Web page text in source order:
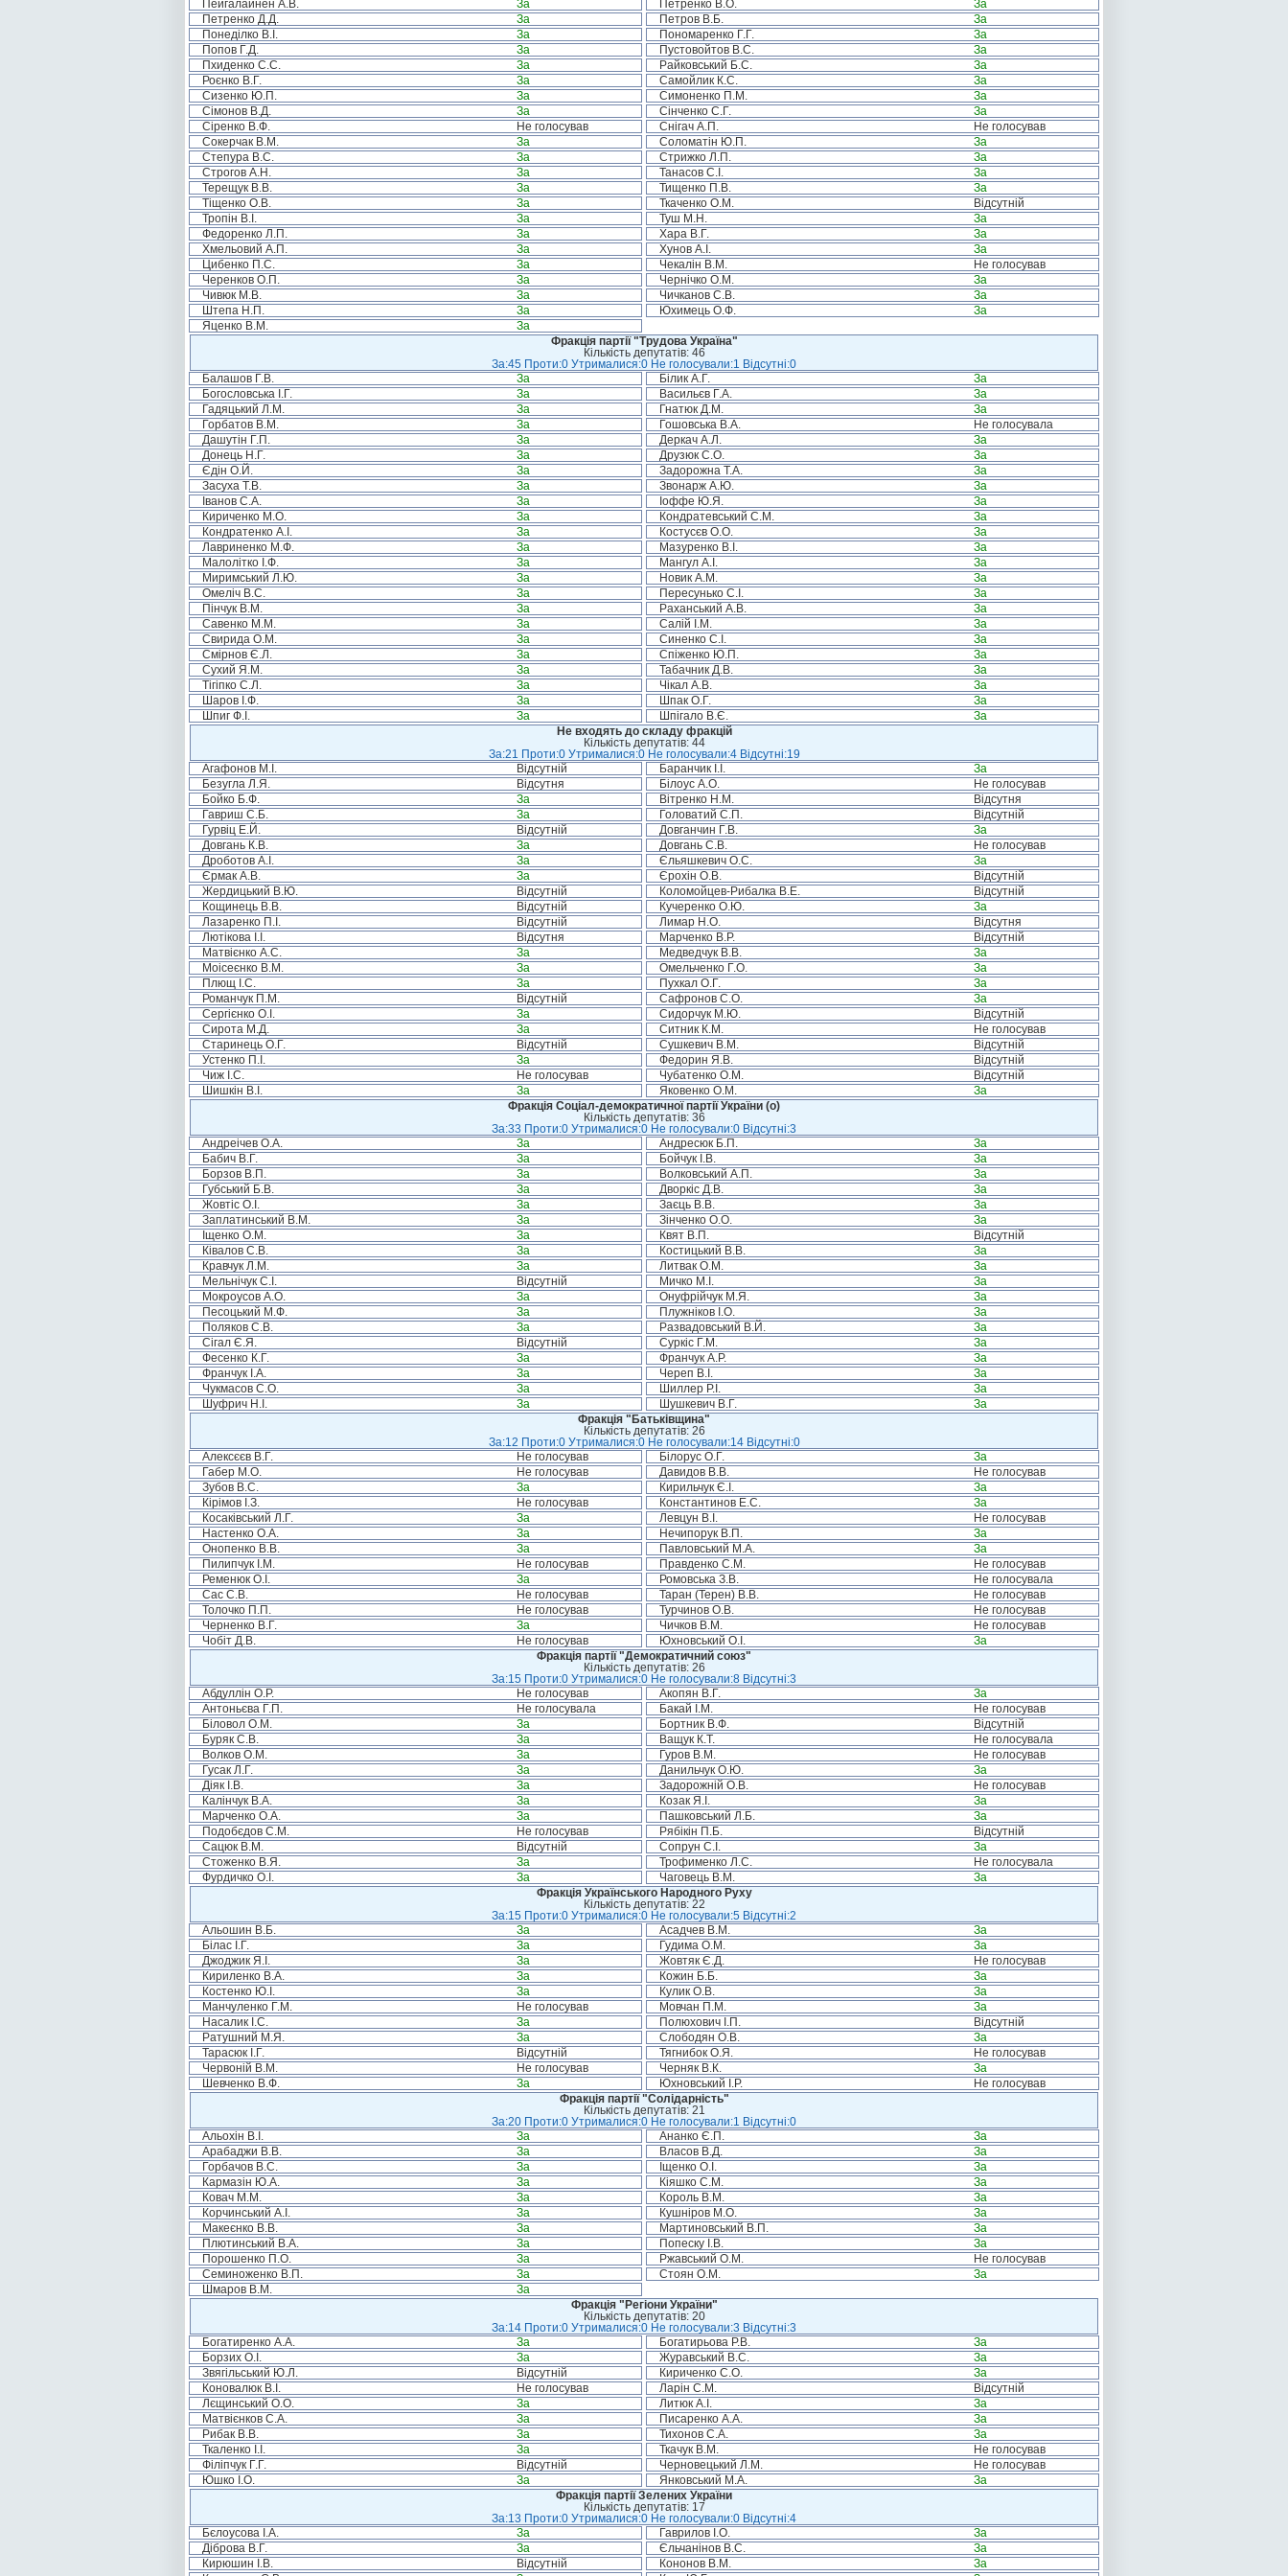
Пейгалайнен А.В.
За Петренко В.О.
За
Петренко Д.Д.
За Петров В.Б.
За
Понеділко В.І.
За Пономаренко Г.Г.
За
Попов Г.Д.
За Пустовойтов В.С.
За
Пхиденко С.С.
За Райковський Б.С.
За
Роєнко В.Г.
За Самойлик К.С.
За
Сизенко Ю.П.
За Симоненко П.М.
За
Сімонов В.Д.
За Сінченко С.Г.
За
Сіренко В.Ф.
Не голосував Снігач А.П.
Не голосував
Сокерчак В.М.
За Соломатін Ю.П.
За
Степура В.С.
За Стрижко Л.П.
За
Строгов А.Н.
За Танасов С.І.
За
Терещук В.В.
За Тищенко П.В.
За
Тіщенко О.В.
За Ткаченко О.М.
Відсутній
Тропін В.І.
За Туш М.Н.
За
Федоренко Л.П.
За Хара В.Г.
За
Хмельовий А.П.
За Хунов А.І.
За
Цибенко П.С.
За Чекалін В.М.
Не голосував
Черенков О.П.
За Чернічко О.М.
За
Чивюк М.В.
За Чичканов С.В.
За
Штепа Н.П.
За Юхимець О.Ф.
За
Яценко В.М.
За
Фракція партії "Трудова Україна"
Кількість депутатів: 46
За:45 Проти:0 Утрималися:0 Не голосували:1 Відсутні:0
Балашов Г.В.
За Білик А.Г.
За
Богословська І.Г.
За Васильєв Г.А.
За
Гадяцький Л.М.
За Гнатюк Д.М.
За
Горбатов В.М.
За Гошовська В.А.
Не голосувала
Дашутін Г.П.
За Деркач А.Л.
За
Донець Н.Г.
За Друзюк С.О.
За
Єдін О.Й.
За Задорожна Т.А.
За
Засуха Т.В.
За Звонарж А.Ю.
За
Іванов С.А.
За Іоффе Ю.Я.
За
Кириченко М.О.
За Кондратевський С.М.
За
Кондратенко А.І.
За Костусєв О.О.
За
Лавриненко М.Ф.
За Мазуренко В.І.
За
Малолітко І.Ф.
За Мангул А.І.
За
Миримський Л.Ю.
За Новик А.М.
За
Омеліч В.С.
За Пересунько С.І.
За
Пінчук В.М.
За Раханський А.В.
За
Савенко М.М.
За Салій І.М.
За
Свирида О.М.
За Синенко С.І.
За
Смірнов Є.Л.
За Спіженко Ю.П.
За
Сухий Я.М.
За Табачник Д.В.
За
Тігіпко С.Л.
За Чікал А.В.
За
Шаров І.Ф.
За Шпак О.Г.
За
Шпиг Ф.І.
За Шпігало В.Є.
За
Не входять до складу фракцій
Кількість депутатів: 44
За:21 Проти:0 Утрималися:0 Не голосували:4 Відсутні:19
Агафонов М.І.
Відсутній Баранчик І.І.
За
Безугла Л.Я.
Відсутня Білоус А.О.
Не голосував
Бойко Б.Ф.
За Вітренко Н.М.
Відсутня
Гавриш С.Б.
За Головатий С.П.
Відсутній
Гурвіц Е.Й.
Відсутній Довганчин Г.В.
За
Довгань К.В.
За Довгань С.В.
Не голосував
Дроботов А.І.
За Єльяшкевич О.С.
За
Єрмак А.В.
За Єрохін О.В.
Відсутній
Жердицький В.Ю.
Відсутній Коломойцев-Рибалка В.Е.
Відсутній
Кощинець В.В.
Відсутній Кучеренко О.Ю.
За
Лазаренко П.І.
Відсутній Лимар Н.О.
Відсутня
Лютікова І.І.
Відсутня Марченко В.Р.
Відсутній
Матвієнко А.С.
За Медведчук В.В.
За
Моісеєнко В.М.
За Омельченко Г.О.
За
Плющ І.С.
За Пухкал О.Г.
За
Романчук П.М.
Відсутній Сафронов С.О.
За
Сергієнко О.І.
За Сидорчук М.Ю.
Відсутній
Сирота М.Д.
За Ситник К.М.
Не голосував
Старинець О.Г.
Відсутній Сушкевич В.М.
Відсутній
Устенко П.І.
За Федорин Я.В.
Відсутній
Чиж І.С.
Не голосував Чубатенко О.М.
Відсутній
Шишкін В.І.
За Яковенко О.М.
За
Фракція Соціал-демократичної партії України (о)
Кількість депутатів: 36
За:33 Проти:0 Утрималися:0 Не голосували:0 Відсутні:3
Андреічев О.А.
За Андресюк Б.П.
За
Бабич В.Г.
За Бойчук І.В.
За
Борзов В.П.
За Волковський А.П.
За
Губський Б.В.
За Дворкіс Д.В.
За
Жовтіс О.І.
За Заєць В.В.
За
Заплатинський В.М.
За Зінченко О.О.
За
Іщенко О.М.
За Квят В.П.
Відсутній
Ківалов С.В.
За Костицький В.В.
За
Кравчук Л.М.
За Литвак О.М.
За
Мельнічук С.І.
Відсутній Мичко М.І.
За
Мокроусов А.О.
За Онуфрійчук М.Я.
За
Песоцький М.Ф.
За Плужніков І.О.
За
Поляков С.В.
За Развадовський В.Й.
За
Сігал Є.Я.
Відсутній Суркіс Г.М.
За
Фесенко К.Г.
За Франчук А.Р.
За
Франчук І.А.
За Череп В.І.
За
Чукмасов С.О.
За Шиллер Р.І.
За
Шуфрич Н.І.
За Шушкевич В.Г.
За
Фракція "Батьківщина"
Кількість депутатів: 26
За:12 Проти:0 Утрималися:0 Не голосували:14 Відсутні:0
Алексєєв В.Г.
Не голосував Білорус О.Г.
За
Габер М.О.
Не голосував Давидов В.В.
Не голосував
Зубов В.С.
За Кирильчук Є.І.
За
Кірімов І.З.
Не голосував Константинов Е.С.
За
Косаківський Л.Г.
За Левцун В.І.
Не голосував
Настенко О.А.
За Нечипорук В.П.
За
Онопенко В.В.
За Павловський М.А.
За
Пилипчук І.М.
Не голосував Правденко С.М.
Не голосував
Ременюк О.І.
За Ромовська З.В.
Не голосувала
Сас С.В.
Не голосував Таран (Терен) В.В.
Не голосував
Толочко П.П.
Не голосував Турчинов О.В.
Не голосував
Черненко В.Г.
За Чичков В.М.
Не голосував
Чобіт Д.В.
Не голосував Юхновський О.І.
За
Фракція партії "Демократичний союз"
Кількість депутатів: 26
За:15 Проти:0 Утрималися:0 Не голосували:8 Відсутні:3
Абдуллін О.Р.
Не голосував Акопян В.Г.
За
Антоньєва Г.П.
Не голосувала Бакай І.М.
Не голосував
Біловол О.М.
За Бортник В.Ф.
Відсутній
Буряк С.В.
За Ващук К.Т.
Не голосувала
Волков О.М.
За Гуров В.М.
Не голосував
Гусак Л.Г.
За Данильчук О.Ю.
За
Діяк І.В.
За Задорожній О.В.
Не голосував
Калінчук В.А.
За Козак Я.І.
За
Марченко О.А.
За Пашковський Л.Б.
За
Подобєдов С.М.
Не голосував Рябікін П.Б.
Відсутній
Сацюк В.М.
Відсутній Сопрун С.І.
За
Стоженко В.Я.
За Трофименко Л.С.
Не голосувала
Фурдичко О.І.
За Чаговець В.М.
За
Фракція Українського Народного Руху
Кількість депутатів: 22
За:15 Проти:0 Утрималися:0 Не голосували:5 Відсутні:2
Альошин В.Б.
За Асадчев В.М.
За
Білас І.Г.
За Гудима О.М.
За
Джоджик Я.І.
За Жовтяк Є.Д.
Не голосував
Кириленко В.А.
За Кожин Б.Б.
За
Костенко Ю.І.
За Кулик О.В.
За
Манчуленко Г.М.
Не голосував Мовчан П.М.
За
Насалик І.С.
За Полюхович І.П.
Відсутній
Ратушний М.Я.
За Слободян О.В.
За
Тарасюк І.Г.
Відсутній Тягнибок О.Я.
Не голосував
Червоній В.М.
Не голосував Черняк В.К.
За
Шевченко В.Ф.
За Юхновський І.Р.
Не голосував
Фракція партії "Солідарність"
Кількість депутатів: 21
За:20 Проти:0 Утрималися:0 Не голосували:1 Відсутні:0
Альохін В.І.
За Ананко Є.П.
За
Арабаджи В.В.
За Власов В.Д.
За
Горбачов В.С.
За Іщенко О.І.
За
Кармазін Ю.А.
За Кіяшко С.М.
За
Ковач М.М.
За Король В.М.
За
Корчинський А.І.
За Кушніров М.О.
За
Макеєнко В.В.
За Мартиновський В.П.
За
Плютинський В.А.
За Попеску І.В.
За
Порошенко П.О.
За Ржавський О.М.
Не голосував
Семиноженко В.П.
За Стоян О.М.
За
Шмаров В.М.
За
Фракція "Регіони України"
Кількість депутатів: 20
За:14 Проти:0 Утрималися:0 Не голосували:3 Відсутні:3
Богатиренко А.А.
За Богатирьова Р.В.
За
Борзих О.І.
За Журавський В.С.
За
Звягільський Ю.Л.
Відсутній Кириченко С.О.
За
Коновалюк В.І.
Не голосував Ларін С.М.
Відсутній
Лєщинський О.О.
За Литюк А.І.
За
Матвієнков С.А.
За Писаренко А.А.
За
Рибак В.В.
За Тихонов С.А.
За
Ткаленко І.І.
За Ткачук В.М.
Не голосував
Філіпчук Г.Г.
Відсутній Черновецький Л.М.
Не голосував
Юшко І.О.
За Янковський М.А.
За
Фракція партії Зелених України
Кількість депутатів: 17
За:13 Проти:0 Утрималися:0 Не голосували:0 Відсутні:4
Бєлоусова І.А.
За Гаврилов І.О.
За
Діброва В.Г.
За Єльчанінов В.С.
За
Кирюшин І.В.
Відсутній Кононов В.М.
За